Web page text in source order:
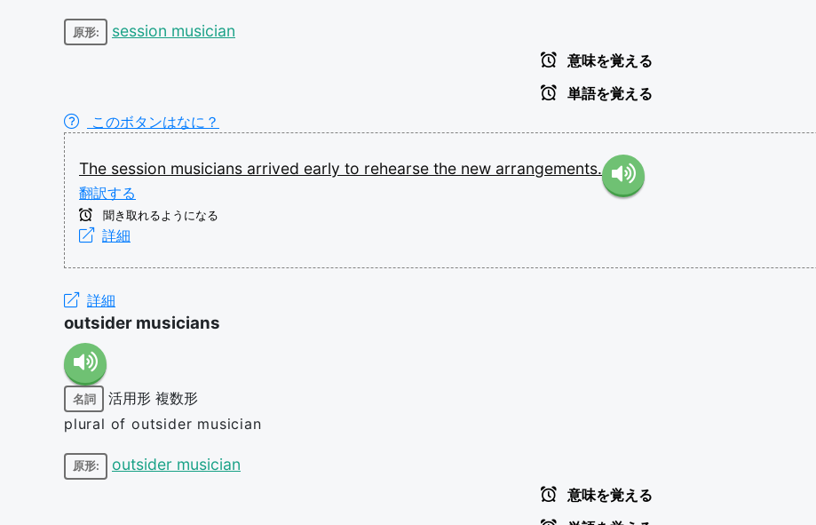
原形: session musician
意味を覚える
単語を覚える
このボタンはなに？
The session musicians arrived early to rehearse the new arrangements.
翻訳する
聞き取れるようになる
詳細
詳細
outsider musicians
名詞 活用形 複数形
plural of outsider musician
原形: outsider musician
意味を覚える